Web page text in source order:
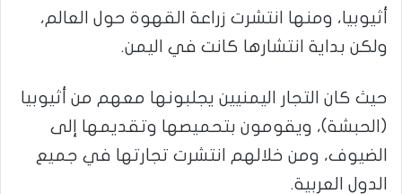
أثيوبيا، ومنها انتشرت زراعة القهوة حول العالم،
ولكن بداية انتشارها كانت في اليمن.
حيث كان التجار اليمنيين يجلبونها معهم من أثيوبيا
(الحبشة)، ويقومون بتحميصها وتقديمها إلى
الضيوف، ومن خلالهم انتشرت تجارتها في جميع
الدول العربية.